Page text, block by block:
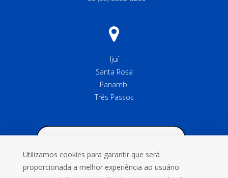
Ijuí
Santa Rosa
Panambi
Três Passos
Utilizamos cookies para garantir que será
proporcionada a melhor experiência ao usuário